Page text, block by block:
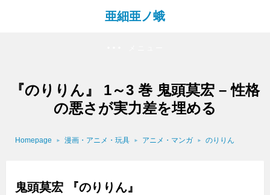
亜細亜ノ蛾
『のりりん』 1～3 巻 鬼頭莫宏 – 性格
の悪さが実力差を埋める
Homepage 漫画・アニメ・玩具 アニメ・マンガ のりりん
鬼頭莫宏 『のりりん』